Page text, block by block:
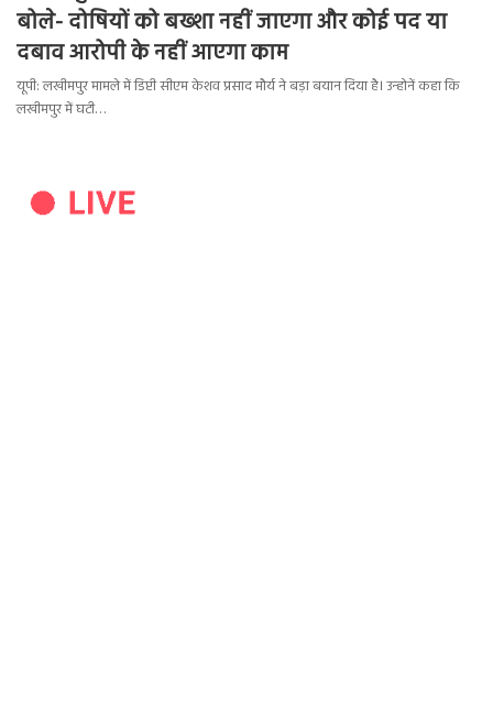
बोले- दोषियों को बख्शा नहीं जाएगा और कोई पद या
दबाव आरोपी के नहीं आएगा काम
यूपी: लखीमपुर मामले में डिप्टी सीएम केशव प्रसाद मौर्य ने बड़ा बयान दिया है। उन्होनें कहा कि
लखीमपुर में घटी…